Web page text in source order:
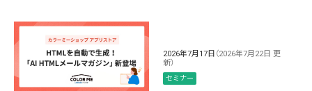
2026年7月17日 （2026年7月22日 更
新）
セミナー